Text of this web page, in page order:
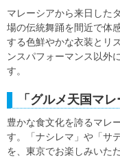
マレーシアから来日した
場の伝統舞踊を間近で体
する色鮮やかな衣装とリ
ンスパフォーマンス以外
す。
「グルメ天国マ
豊かな食文化を誇るマレ
す。「ナシレマ」や「サ
を、東京でお楽しみいた